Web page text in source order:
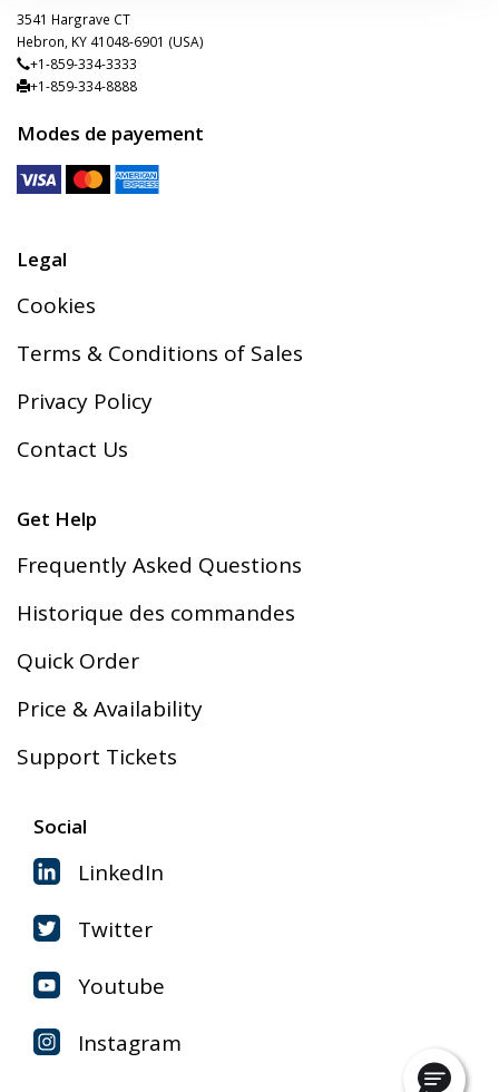
3541 Hargrave CT
Hebron, KY 41048-6901 (USA)
+1-859-334-3333
+1-859-334-8888
Modes de payement
Legal
Cookies
Terms & Conditions of Sales
Privacy Policy
Contact Us
Get Help
Frequently Asked Questions
Historique des commandes
Quick Order
Price & Availability
Support Tickets
Social
LinkedIn
Twitter
Youtube
Instagram